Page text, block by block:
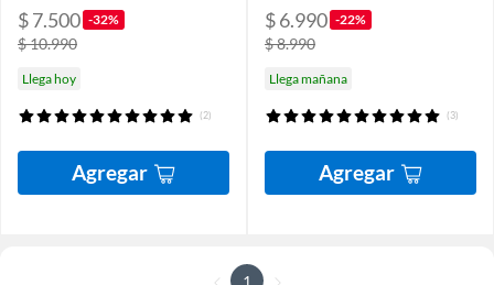
$ 7.500 -32%
$ 10.990
Llega hoy
(2)
Agregar
$ 6.990 -22%
$ 8.990
Llega mañana
(3)
Agregar
1